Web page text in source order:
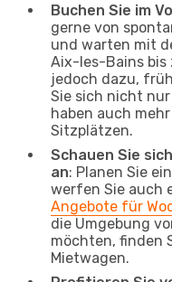
Buchen Sie im
gerne von
und warten mit
Aix-les-Bains bis
jedoch dazu,
Sie sich nicht
haben auch
Sitzplätzen.
Schauen Sie
an: Planen Sie
werfen Sie auch
Angebote für
die Umgebung
möchten, finden
Mietwagen.